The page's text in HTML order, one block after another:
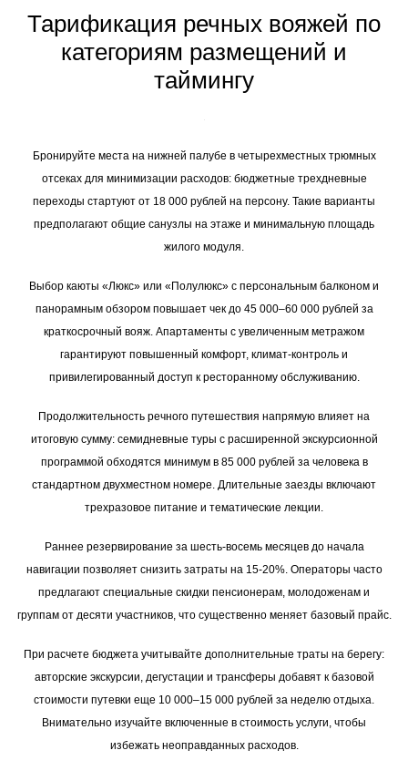
Тарификация речных вояжей по
категориям размещений и
таймингу
Бронируйте места на нижней палубе в четырехместных трюмных
отсеках для минимизации расходов: бюджетные трехдневные
переходы стартуют от 18 000 рублей на персону. Такие варианты
предполагают общие санузлы на этаже и минимальную площадь
жилого модуля.
Выбор каюты «Люкс» или «Полулюкс» с персональным балконом и
панорамным обзором повышает чек до 45 000–60 000 рублей за
краткосрочный вояж. Апартаменты с увеличенным метражом
гарантируют повышенный комфорт, климат-контроль и
привилегированный доступ к ресторанному обслуживанию.
Продолжительность речного путешествия напрямую влияет на
итоговую сумму: семидневные туры с расширенной экскурсионной
программой обходятся минимум в 85 000 рублей за человека в
стандартном двухместном номере. Длительные заезды включают
трехразовое питание и тематические лекции.
Раннее резервирование за шесть-восемь месяцев до начала
навигации позволяет снизить затраты на 15-20%. Операторы часто
предлагают специальные скидки пенсионерам, молодоженам и
группам от десяти участников, что существенно меняет базовый прайс.
При расчете бюджета учитывайте дополнительные траты на берегу:
авторские экскурсии, дегустации и трансферы добавят к базовой
стоимости путевки еще 10 000–15 000 рублей за неделю отдыха.
Внимательно изучайте включенные в стоимость услуги, чтобы
избежать неоправданных расходов.